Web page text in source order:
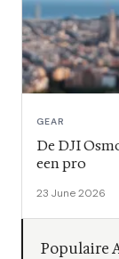
GEAR
De DJI
een pro
23 June 2026
Populaire